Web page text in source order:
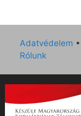
Adatvédelem •
Rólunk